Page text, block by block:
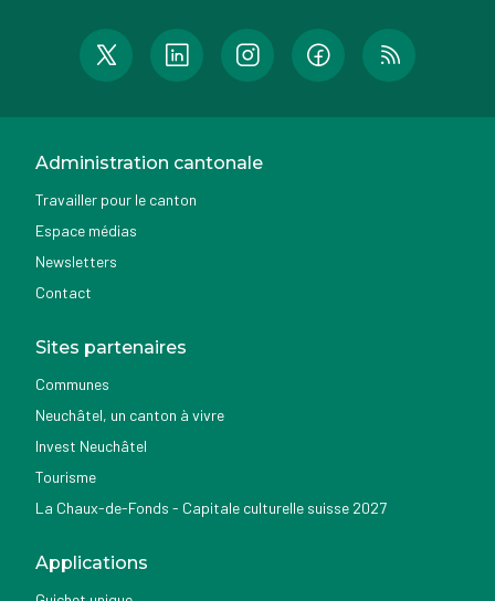
Administration cantonale
Travailler pour le canton
Espace médias
Newsletters
Contact
Sites partenaires
Communes
Neuchâtel, un canton à vivre
Invest Neuchâtel
Tourisme
La Chaux-de-Fonds - Capitale culturelle suisse 2027
Applications